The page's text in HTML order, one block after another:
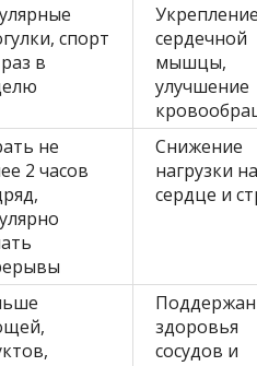
спорт
в
сердечной
мышцы,
улучшение
не
2 часов
Снижение
нагрузки
сердце и
здоровья
сосудов и